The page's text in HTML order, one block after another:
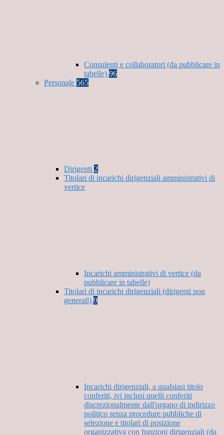
Consulenti e collaboratori (da pubblicare in
tabelle) 96
Personale 565
Dirigenti 2
Titolari di incarichi dirigenziali amministrativi di
vertice
Incarichi amministrativi di vertice (da
pubblicare in tabelle)
Titolari di incarichi dirigenziali (dirigenti non
generali) 9
Incarichi dirigenziali, a qualsiasi titolo
conferiti, ivi inclusi quelli conferiti
discrezionalmente dall'organo di indirizzo
politico senza procedure pubbliche di
selezione e titolari di posizione
organizzativa con funzioni dirigenziali (da